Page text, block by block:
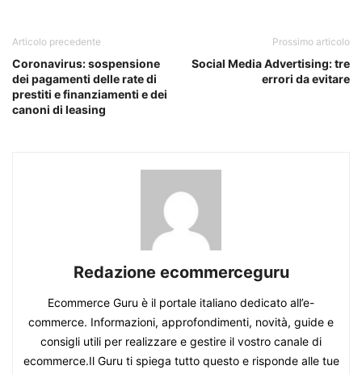
Articolo precedente
Coronavirus: sospensione
dei pagamenti delle rate di
prestiti e finanziamenti e dei
canoni di leasing
Prossimo articolo
Social Media Advertising: tre
errori da evitare
Redazione ecommerceguru
Ecommerce Guru è il portale italiano dedicato all’e-
commerce. Informazioni, approfondimenti, novità, guide e
consigli utili per realizzare e gestire il vostro canale di
ecommerce.Il Guru ti spiega tutto questo e risponde alle tue